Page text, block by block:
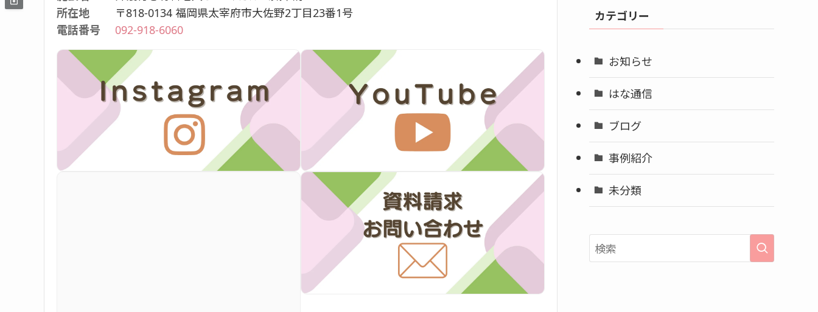
所在地
〒818-0134 福岡県太宰府市大佐野2丁目23番1号
電話番号
092-918-6060
イ
ブ
カテゴリー
お知らせ
はな通信
ブログ
事例紹介
未分類